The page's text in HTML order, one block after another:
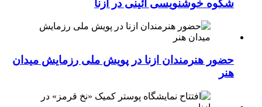
شکوه خوشنویسی آئینی در ازنا
حضور هنرمندان ازنا در پویش ملی رزمایش میدان
هنر